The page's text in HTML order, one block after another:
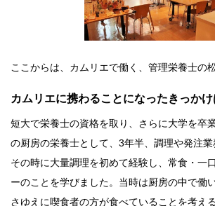
ここからは、カムリエで働く、管理栄養士の
カムリエに携わることになったきっかけ
短大で栄養士の資格を取り、さらに大学を卒
の厨房の栄養士として、3年半、調理や発注業
その時に大量調理を初めて経験し、常食・一
ーのことを学びました。当時は厨房の中で働
さゆえに喫食者の方が食べていることを考え